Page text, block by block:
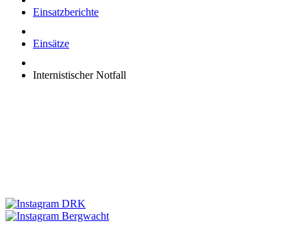
Einsatzberichte
Einsätze
Internistischer Notfall